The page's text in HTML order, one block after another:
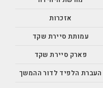
אזכרות
עמותת סיירת שקד
פארק סיירת שקד
העברת הלפיד לדור ההמשך